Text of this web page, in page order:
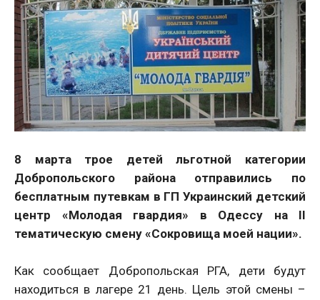
8 марта трое детей льготной категории
Добропольского района отправились по
бесплатным путевкам в ГП Украинский детский
центр «Молодая гвардия» в Одессу на II
тематическую смену «Сокровища моей нации».
Как сообщает Добропольская РГА, дети будут
находиться в лагере 21 день. Цель этой смены –